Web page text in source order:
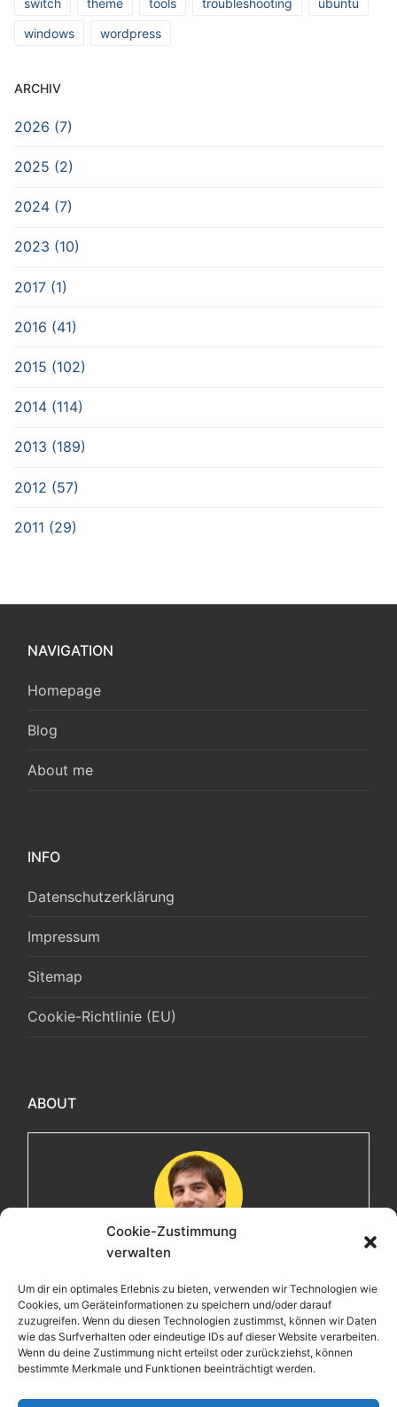
Cookie-Zustimmung
verwalten
Um dir ein optimales Erlebnis zu bieten, verwenden wir Technologien wie
Cookies, um Geräteinformationen zu speichern und/oder darauf
zuzugreifen. Wenn du diesen Technologien zustimmst, können wir Daten
wie das Surfverhalten oder eindeutige IDs auf dieser Website verarbeiten.
Wenn du deine Zustimmung nicht erteilst oder zurückziehst, können
bestimmte Merkmale und Funktionen beeinträchtigt werden.
windows
wordpress
ARCHIV
2026 (7)
2025 (2)
2024 (7)
2023 (10)
2017 (1)
2016 (41)
2015 (102)
2014 (114)
2013 (189)
2012 (57)
2011 (29)
NAVIGATION
Homepage
Blog
About me
INFO
Datenschutzerklärung
Impressum
Sitemap
Cookie-Richtlinie (EU)
ABOUT
Herzlich willkommen! Ich bin Max, ein Informatiker mit
über 15 Jahren Berufserfahrung. Hier teile ich meine
Leidenschaften, Erlebnisse und Perspektiven. Ich lade
dich ein, gemeinsam mit mir auf eine Entdeckungsreise